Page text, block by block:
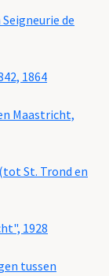
de
1864
Maastricht,
St. Trond en
1928
tussen